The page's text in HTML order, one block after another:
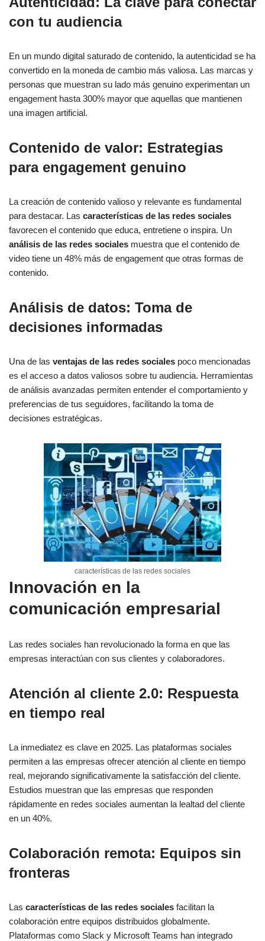
con tu audiencia
En un mundo digital saturado de contenido, la autenticidad se ha
convertido en la moneda de cambio más valiosa. Las marcas y
personas que muestran su lado más genuino experimentan un
engagement hasta 300% mayor que aquellas que mantienen
una imagen artificial.
Contenido de valor: Estrategias
para engagement genuino
La creación de contenido valioso y relevante es fundamental
para destacar. Las características de las redes sociales
favorecen el contenido que educa, entretiene o inspira. Un
análisis de las redes sociales muestra que el contenido de
video tiene un 48% más de engagement que otras formas de
contenido.
Análisis de datos: Toma de
decisiones informadas
Una de las ventajas de las redes sociales poco mencionadas
es el acceso a datos valiosos sobre tu audiencia. Herramientas
de análisis avanzadas permiten entender el comportamiento y
preferencias de tus seguidores, facilitando la toma de
decisiones estratégicas.
características de las redes sociales
Innovación en la
comunicación empresarial
Las redes sociales han revolucionado la forma en que las
empresas interactúan con sus clientes y colaboradores.
Atención al cliente 2.0: Respuesta
en tiempo real
La inmediatez es clave en 2025. Las plataformas sociales
permiten a las empresas ofrecer atención al cliente en tiempo
real, mejorando significativamente la satisfacción del cliente.
Estudios muestran que las empresas que responden
rápidamente en redes sociales aumentan la lealtad del cliente
en un 40%.
Colaboración remota: Equipos sin
fronteras
Las características de las redes sociales facilitan la
colaboración entre equipos distribuidos globalmente.
Plataformas como Slack y Microsoft Teams han integrado